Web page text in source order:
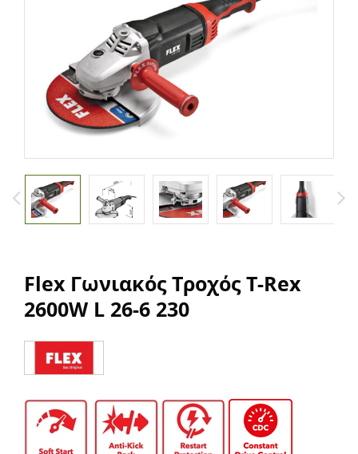
Flex Γωνιακός Τροχός T-Rex
2600W L 26-6 230